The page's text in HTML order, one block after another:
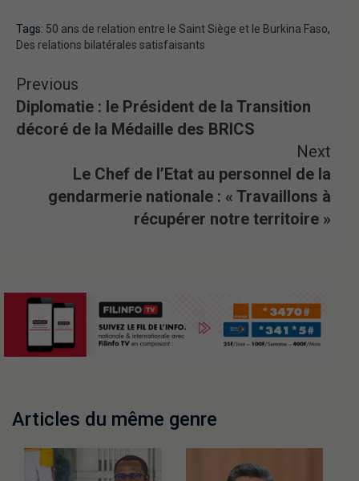
Tags: 50 ans de relation entre le Saint Siège et le Burkina Faso,
Des relations bilatérales satisfaisants
Previous
Diplomatie : le Président de la Transition
décoré de la Médaille des BRICS
Next
Le Chef de l’Etat au personnel de la
gendarmerie nationale : « Travaillons à
récupérer notre territoire »
Articles du même genre